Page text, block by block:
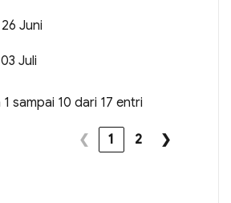
Juni
Juli
sampai 10 dari 17 entri
❮ 1 2 ❯